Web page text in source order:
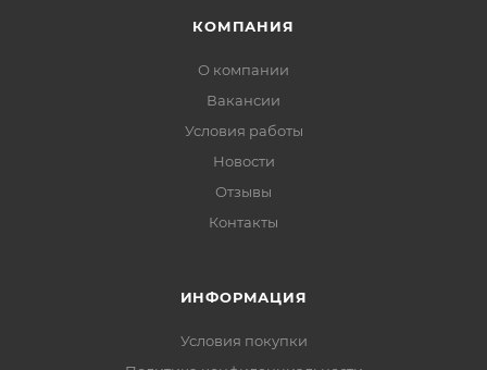
КОМПАНИЯ
О компании
Вакансии
Условия работы
Новости
Отзывы
Контакты
ИНФОРМАЦИЯ
Условия покупки